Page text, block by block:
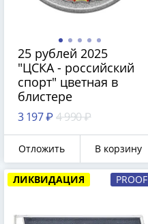
25 рублей 2025
"ЦСКА - российский
спорт" цветная в
блистере
3 197 ₽ 4 990 ₽
Отложить В корзину
ЛИКВИДАЦИЯ PROOF